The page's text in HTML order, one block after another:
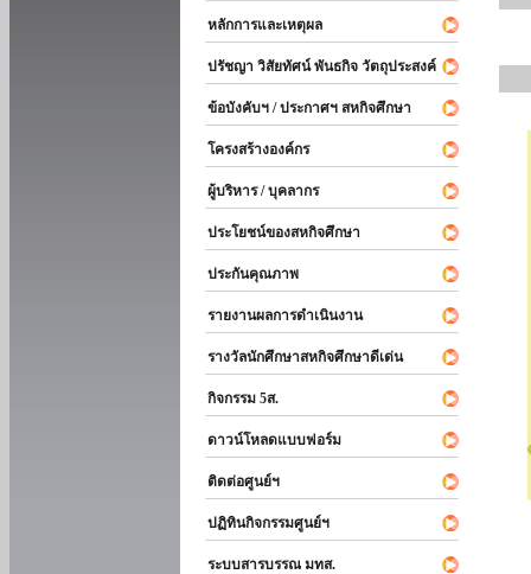
หลักการและเหตุผล
ปรัชญา วิสัยทัศน์ พันธกิจ วัตถุประสงค์
ข้อบังคับฯ / ประกาศฯ สหกิจศึกษา
โครงสร้างองค์กร
ผู้บริหาร / บุคลากร
ประโยชน์ของสหกิจศึกษา
ประกันคุณภาพ
รายงานผลการดำเนินงาน
รางวัลนักศึกษาสหกิจศึกษาดีเด่น
กิจกรรม 5ส.
ดาวน์โหลดแบบฟอร์ม
ติดต่อศูนย์ฯ
ปฏิทินกิจกรรมศูนย์ฯ
ระบบสารบรรณ มทส.